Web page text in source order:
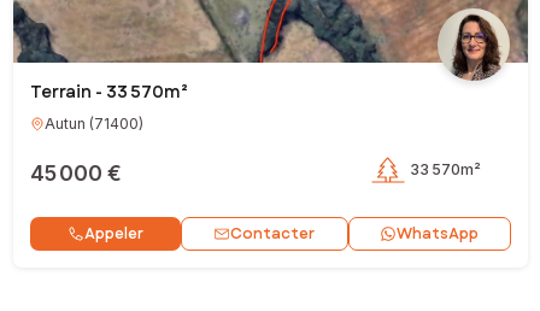
Terrain - 33 570m²
Autun (71400)
45 000 € 33 570m²
Appeler Contacter WhatsApp